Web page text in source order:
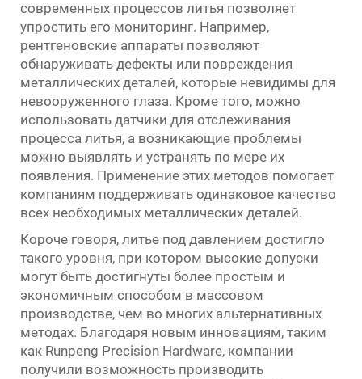
современных процессов литья позволяет
упростить его мониторинг. Например,
рентгеновские аппараты позволяют
обнаруживать дефекты или повреждения
металлических деталей, которые невидимы для
невооруженного глаза. Кроме того, можно
использовать датчики для отслеживания
процесса литья, а возникающие проблемы
можно выявлять и устранять по мере их
появления. Применение этих методов помогает
компаниям поддерживать одинаковое качество
всех необходимых металлических деталей.
Короче говоря, литье под давлением достигло
такого уровня, при котором высокие допуски
могут быть достигнуты более простым и
экономичным способом в массовом
производстве, чем во многих альтернативных
методах. Благодаря новым инновациям, таким
как Runpeng Precision Hardware, компании
получили возможность производить